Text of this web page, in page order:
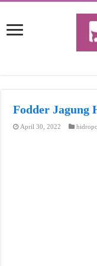
Fodder Jagung
April 30, 2022